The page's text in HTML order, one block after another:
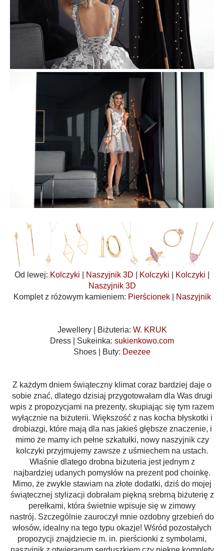
Od lewej: Kolczyki Naszyjnik 3D Kolczyki Kolczyki
Naszyjnik 3D
Komplet z różowym kamieniem: Pierścionek| Naszyjnik
Jewellery | Biżuteria: W. KRUK
Dress | Sukeinka: sukienkowo.com
Shoes | Buty: Deezee
Z każdym dniem świąteczny klimat coraz bardziej daje o
sobie znać, dlatego dzisiaj przygotowałam dla Was drugi
wpis z propozycjami na prezenty, skupiając się tym razem
wyłącznie na biżuterii. Większość z nas kocha błyskotki i
drobiazgi, które mają dla nas jakieś głębsze znaczenie, i
mimo że mamy ich pełne szkatułki, nowy naszyjnik czy
kolczyki przyjmujemy zawsze z uśmiechem na ustach.
Właśnie dlatego drobna biżuteria jest jednym z
najbardziej udanych pomysłów na prezent pod choinkę.
Mimo, że zwykle stawiam na złote dodatki, dziś do mojej
świątecznej stylizacji dobrałam piękną srebrną biżuterię z
perełkami, która świetnie wpisuje się w zimowy
nastrój. Szczególnie zauroczył mnie ozdobny grzebień do
włosów, idealny na tego typu okazje! Wśród pozostałych
propozycji znajdziecie m. in. pierścionki z symbolami,